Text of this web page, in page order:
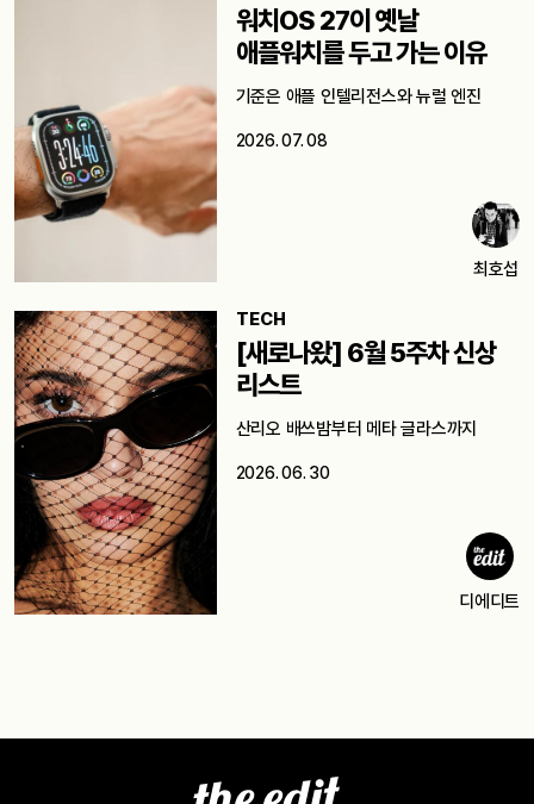
워치OS 27이 옛날
애플워치를 두고 가는 이유
기준은 애플 인텔리전스와 뉴럴 엔진
2026. 07. 08
최호섭
TECH
[새로나왔] 6월 5주차 신상
리스트
산리오 배쓰밤부터 메타 글라스까지
2026. 06. 30
디에디트